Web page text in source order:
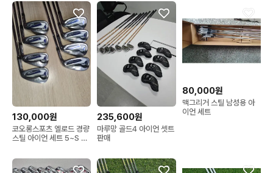
130,000원
코오롱스포츠 엘로드 경량
스틸 아이언 세트 5~S 8
235,600원
마루망 골드4 아이언 셋트
판매
80,000원
맥그리거 스틸 남성용 아
이언 세트